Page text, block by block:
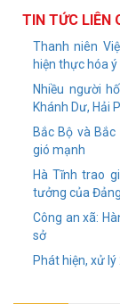
TIN TỨC LIÊN
Thanh niên
hiện thực hóa
Nhiều người
Khánh Dư, Hải
Bắc Bộ và
gió mạnh
Hà Tĩnh trao
tưởng của Đảng
Công an xã:
sở
Phát hiện, xử